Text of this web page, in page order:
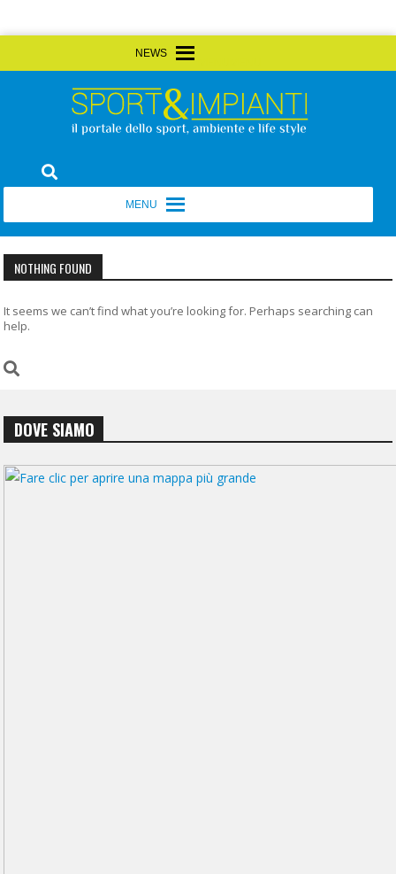
to
Sport&Impianti
NOTHING FOUND
It seems we can’t find what you’re looking for. Perhaps searching can
help.
DOVE SIAMO